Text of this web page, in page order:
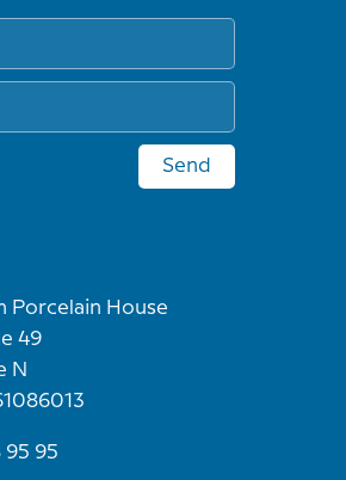
Send
Porcelain House
49
N
95 95